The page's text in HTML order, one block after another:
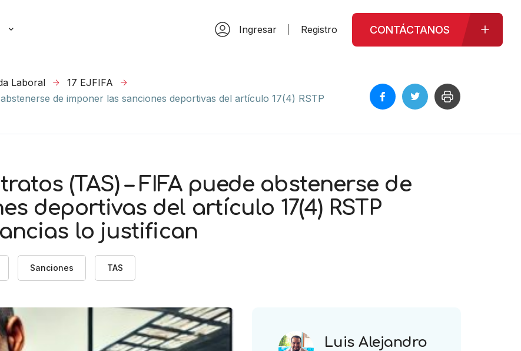
Ingresar Registro CONTÁCTANOS
Laboral
17 EJFIFA
de imponer las sanciones deportivas del artículo 17(4) RSTP
(TAS) – FIFA puede abstenerse de
deportivas del artículo 17(4) RSTP
lo justifican
Sanciones TAS
Luis Alejandro